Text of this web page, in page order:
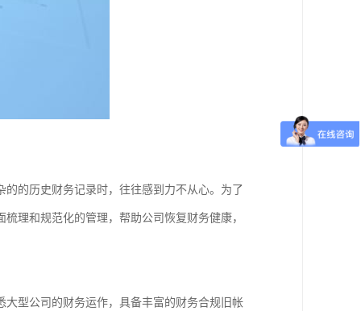
的历史财务记录时，往往感到力不从心。为了
理和规范化的管理，帮助公司恢复财务健康，
型公司的财务运作，具备丰富的财务合规旧帐